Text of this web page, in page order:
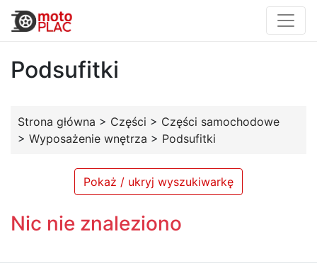
Podsufitki
Strona główna > Części > Części samochodowe
> Wyposażenie wnętrza > Podsufitki
Pokaż / ukryj wyszukiwarkę
Nic nie znaleziono